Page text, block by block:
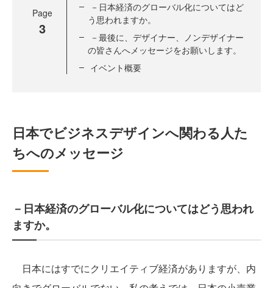
Page
3
－日本経済のグローバル化についてはど
う思われますか。
－最後に、デザイナー、ノンデザイナー
の皆さんへメッセージをお願いします。
イベント概要
日本でビジネスデザインへ関わる人た
ちへのメッセージ
－日本経済のグローバル化についてはどう思われ
ますか。
日本にはすでにクリエイティブ経済がありますが、内